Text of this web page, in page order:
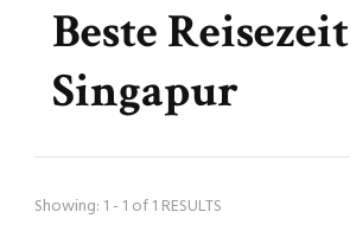
Beste Reisezeit
Singapur
Showing: 1 - 1 of 1 RESULTS